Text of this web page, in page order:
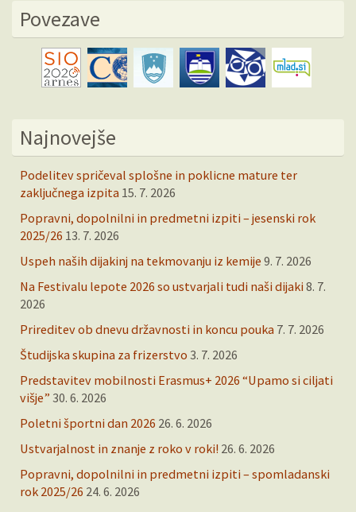
Povezave
Najnovejše
Podelitev spričeval splošne in poklicne mature ter
zaključnega izpita 15. 7. 2026
Popravni, dopolnilni in predmetni izpiti – jesenski rok
2025/26 13. 7. 2026
Uspeh naših dijakinj na tekmovanju iz kemije 9. 7. 2026
Na Festivalu lepote 2026 so ustvarjali tudi naši dijaki 8. 7.
2026
Prireditev ob dnevu državnosti in koncu pouka 7. 7. 2026
Študijska skupina za frizerstvo 3. 7. 2026
Predstavitev mobilnosti Erasmus+ 2026 “Upamo si ciljati
višje” 30. 6. 2026
Poletni športni dan 2026 26. 6. 2026
Ustvarjalnost in znanje z roko v roki! 26. 6. 2026
Popravni, dopolnilni in predmetni izpiti – spomladanski
rok 2025/26 24. 6. 2026